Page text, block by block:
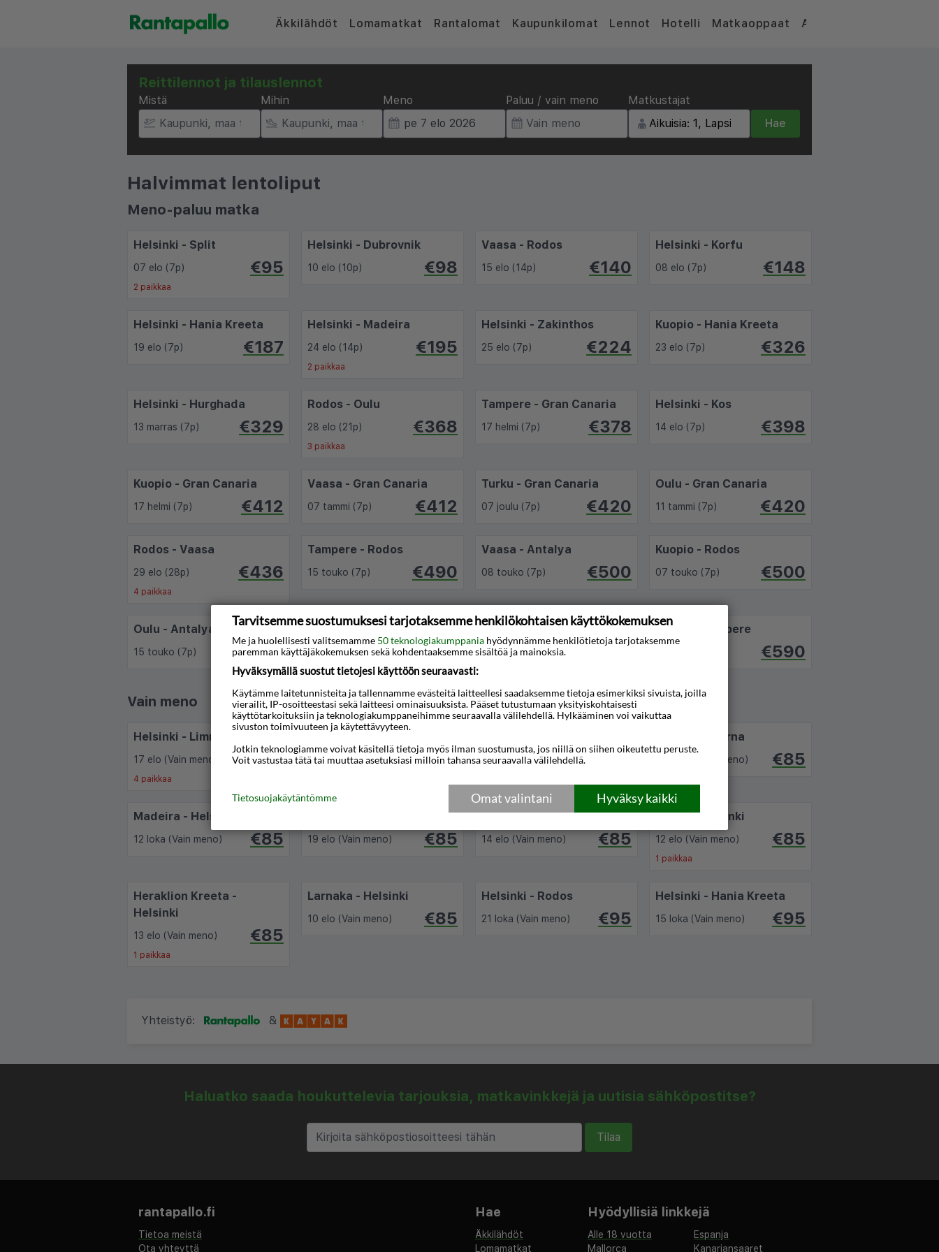
Äkkilähdöt Lomamatkat Rantalomat Kaupunkilomat Lennot Hotelli Matkaoppaat Artikkelit
Reittilennot ja tilauslennot
Mistä Mihin Meno Paluu / vain meno
Matkustajat
Hae
Halvimmat lentoliput
Meno-paluu matka
Helsinki - Split
07 elo (7p) €95
2 paikkaa
Helsinki - Dubrovnik
10 elo (10p) €98
Vaasa - Rodos
15 elo (14p) €140
Helsinki - Korfu
08 elo (7p) €148
Helsinki - Hania Kreeta
19 elo (7p) €187
Helsinki - Madeira
24 elo (14p) €195
2 paikkaa
Helsinki - Zakinthos
25 elo (7p) €224
Kuopio - Hania Kreeta
23 elo (7p) €326
Helsinki - Hurghada
13 marras (7p) €329
Rodos - Oulu
28 elo (21p) €368
3 paikkaa
Tampere - Gran Canaria
17 helmi (7p) €378
Helsinki - Kos
14 elo (7p) €398
Kuopio - Gran Canaria
17 helmi (7p) €412
Vaasa - Gran Canaria
07 tammi (7p) €412
Turku - Gran Canaria
07 joulu (7p) €420
Oulu - Gran Canaria
11 tammi (7p) €420
Rodos - Vaasa
29 elo (28p) €436
4 paikkaa
Tampere - Rodos
15 touko (7p) €490
Vaasa - Antalya
08 touko (7p) €500
Kuopio - Rodos
07 touko (7p) €500
Oulu - Antalya
15 touko (7p) €530
Luulaja - Ioannina
21 touko (7p) €538
Helsinki - Sal Kap Verde
20 loka (14p) €547
Rodos - Tampere
€590
Vain meno
Helsinki - Limnos
17 elo (Vain meno) €58
4 paikkaa
10 elo (Vain meno) €58 11 elo (Vain meno) €85
Helsinki - Varna
09 syys (Vain meno) €85
Madeira - Helsinki
12 loka (Vain meno) €85 19 elo (Vain meno) €85
Hania Kreeta - Helsinki
14 elo (Vain meno) €85
Varna - Helsinki
12 elo (Vain meno) €85
1 paikkaa
Heraklion Kreeta -
Helsinki
13 elo (Vain meno) €85
1 paikkaa
Larnaka - Helsinki
10 elo (Vain meno) €85
Helsinki - Rodos
21 loka (Vain meno) €95
Helsinki - Hania Kreeta
15 loka (Vain meno) €95
Yhteistyö: &
Haluatko saada houkuttelevia tarjouksia, matkavinkkejä ja uutisia sähköpostitse?
Tilaa
rantapallo.fi
Tietoa meistä
Ota yhteyttä
Hae
Äkkilähdöt
Lomamatkat
Hyödyllisiä linkkejä
Alle 18 vuotta
Espanja
Mallorca
Kanariansaaret
Tarvitsemme suostumuksesi tarjotaksemme henkilökohtaisen käyttökokemuksen
Me ja huolellisesti valitsemamme 50 teknologiakumppania hyödynnämme henkilötietoja tarjotaksemme
paremman käyttäjäkokemuksen sekä kohdentaaksemme sisältöä ja mainoksia.
Hyväksymällä suostut tietojesi käyttöön seuraavasti:
Käytämme laitetunnisteita ja tallennamme evästeitä laitteellesi saadaksemme tietoja esimerkiksi sivuista, joilla
vierailit, IP-osoitteestasi sekä laitteesi ominaisuuksista. Pääset tutustumaan yksityiskohtaisesti
käyttötarkoituksiin ja teknologiakumppaneihimme seuraavalla välilehdellä. Hylkääminen voi vaikuttaa
sivuston toimivuuteen ja käytettävyyteen.
Jotkin teknologiamme voivat käsitellä tietoja myös ilman suostumusta, jos niillä on siihen oikeutettu peruste.
Voit vastustaa tätä tai muuttaa asetuksiasi milloin tahansa seuraavalla välilehdellä.
Hyväksy kaikki
Omat valintani
Tietosuojakäytäntömme